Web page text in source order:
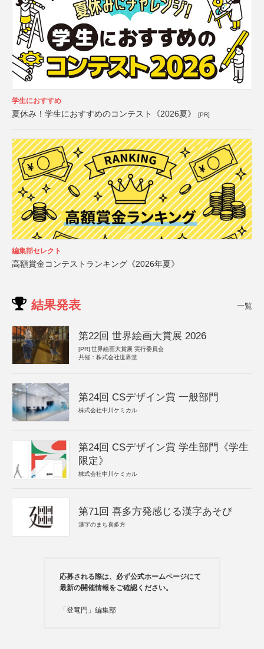
学生におすすめ
夏休み！学生におすすめのコンテスト《2026夏》 [PR]
編集部セレクト
高額賞金コンテストランキング《2026年夏》
結果発表 一覧
第22回 世界絵画大賞展 2026
[PR] 世界絵画大賞展 実行委員会
共催：株式会社世界堂
第24回 CSデザイン賞 一般部門
株式会社中川ケミカル
第24回 CSデザイン賞 学生部門《学生
限定》
株式会社中川ケミカル
第71回 喜多方発感じる漢字あそび
漢字のまち喜多方
応募される際は、必ず公式ホームページにて
最新の開催情報をご確認ください。
「登竜門」編集部